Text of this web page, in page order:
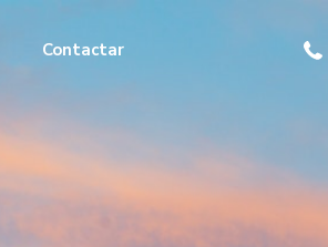
Contactar